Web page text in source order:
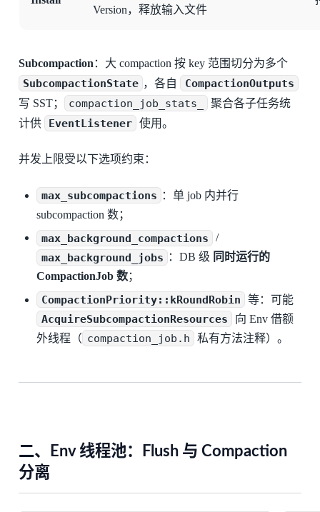
Version，释放输入文件
Subcompaction ：大 compaction 按 key 范围切分为多个
SubcompactionState ，各自 CompactionOutputs
写 SST； compaction_job_stats_
聚合各子任务统
计供
EventListener 使用。
并发上限受以下选项约束：
max_subcompactions ：单 job 内并行
subcompaction 数；
max_background_compactions /
max_background_jobs ：DB 级 同时运行的
CompactionJob 数；
CompactionPriority::kRoundRobin 等：可能
AcquireSubcompactionResources
向 Env 借额
外线程（ compaction_job.h 私有方法注释）。
二、Env 线程池：Flush 与 Compaction
分离